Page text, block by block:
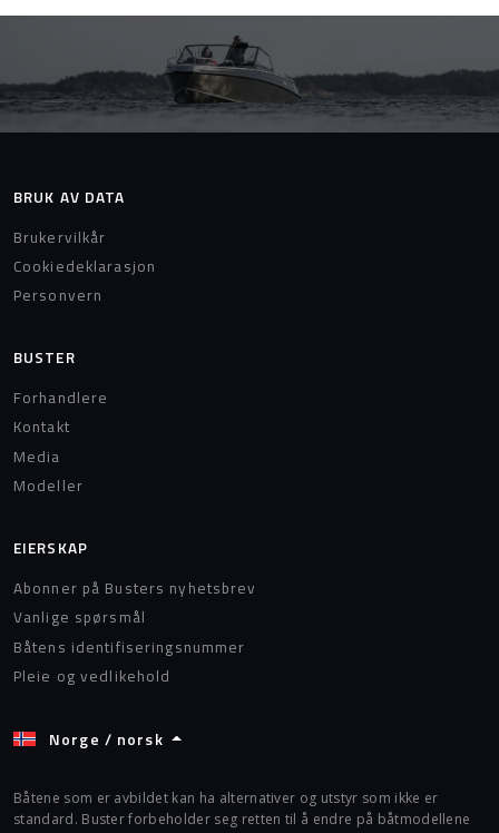
BRUK AV DATA
Brukervilkår
Cookiedeklarasjon
Personvern
BUSTER
Forhandlere
Kontakt
Media
Modeller
EIERSKAP
Abonner på Busters nyhetsbrev
Vanlige spørsmål
Båtens identifiseringsnummer
Pleie og vedlikehold
Norge / norsk
Båtene som er avbildet kan ha alternativer og utstyr som ikke er
standard. Buster forbeholder seg retten til å endre på båtmodellene